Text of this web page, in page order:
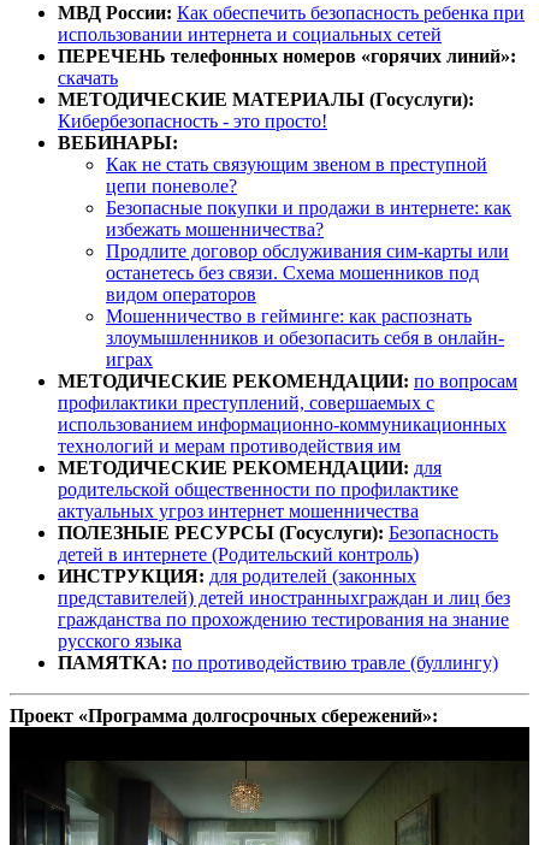
МВД России: Как обеспечить безопасность ребенка при
использовании интернета и социальных сетей
ПЕРЕЧЕНЬ телефонных номеров «горячих линий»:
скачать
МЕТОДИЧЕСКИЕ МАТЕРИАЛЫ (Госуслуги):
Кибербезопасность - это просто!
ВЕБИНАРЫ:
Как не стать связующим звеном в преступной
цепи поневоле?
Безопасные покупки и продажи в интернете: как
избежать мошенничества?
Продлите договор обслуживания сим-карты или
останетесь без связи. Схема мошенников под
видом операторов
Мошенничество в гейминге: как распознать
злоумышленников и обезопасить себя в онлайн-
играх
МЕТОДИЧЕСКИЕ РЕКОМЕНДАЦИИ: по вопросам
профилактики преступлений, совершаемых с
использованием информационно-коммуникационных
технологий и мерам противодействия им
МЕТОДИЧЕСКИЕ РЕКОМЕНДАЦИИ: для
родительской общественности по профилактике
актуальных угроз интернет мошенничества
ПОЛЕЗНЫЕ РЕСУРСЫ (Госуслуги): Безопасность
детей в интернете (Родительский контроль)
ИНСТРУКЦИЯ: для родителей (законных
представителей) детей иностранныхграждан и лиц без
гражданства по прохождению тестирования на знание
русского языка
ПАМЯТКА: по противодействию травле (буллингу)
Проект «Программа долгосрочных сбережений»: